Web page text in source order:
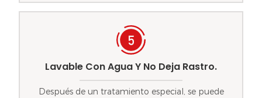
Lavable Con Agua Y No Deja Rastro.
Después de un tratamiento especial, se puede